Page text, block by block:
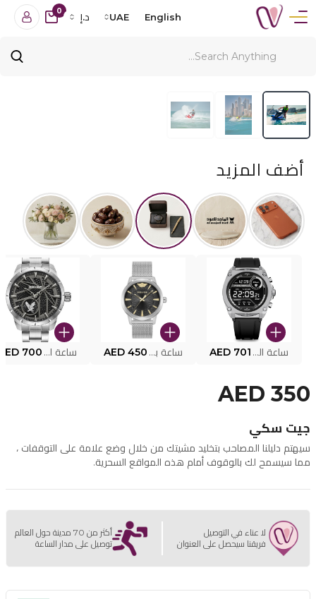
English
UAE د.إ
0
أضف المزيد
ساعة البوليس الذكية MY.AVATAR PEIUN0000101 AED 701 ساعة بوليس للرجال PEWJG0005002 AED 450 ساعة البوليس PEWJG2227302 700
AED 350
جيت سكي
سيهتم دليلنا المصاحب بتخليد مشيتك من خلال وضع علامة على التوقفات ،
مما سيسمح لك بالوقوف أمام هذه المواقع السحرية.
لا عناء في التوصيل
فريقنا سيحصل على العنوان
أكثر من 70 مدينة حول العالم
توصيل على مدار الساعة